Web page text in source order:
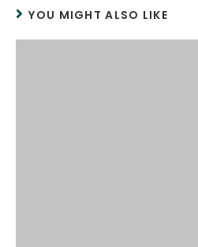
YOU MIGHT ALSO LIKE